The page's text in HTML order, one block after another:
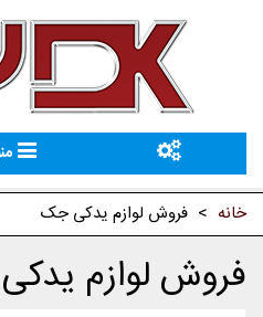
خانه > فروش لوازم یدکی جک
فروش لوازم